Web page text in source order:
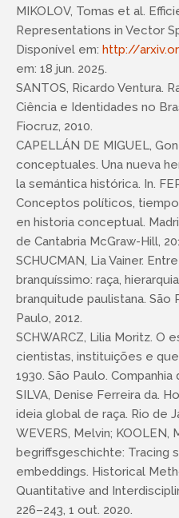
MIKOLOV, Tomas et al.
Representations in Vector
Disponível em: http://
em: 18 jun. 2025.
SANTOS, Ricardo Ventura.
Ciência e Identidades no
Fiocruz, 2010.
CAPELLÁN DE MIGUEL,
conceptuales. Una nueva
la semántica histórica. In.
Conceptos políticos,
en historia conceptual.
de Cantabria McGraw-Hill,
SCHUCMAN, Lia Vainer.
branquíssimo: raça,
branquitude paulistana. São
Paulo, 2012.
SCHWARCZ, Lilia Moritz. O
cientistas, instituições e
1930. São Paulo. Companhia
SILVA, Denise Ferreira da.
ideia global de raça. Rio de
WEVERS, Melvin; KOOLEN,
begriffsgeschichte: Tracing
embeddings. Historical
Quantitative and
226–243, 1 out. 2020.